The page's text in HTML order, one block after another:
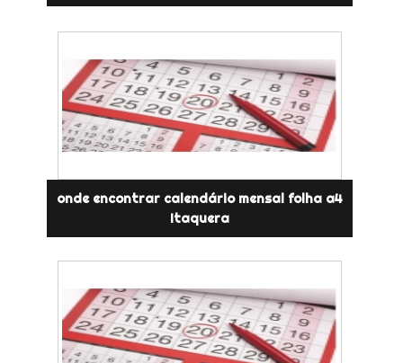
onde encontrar calendário mensal folha a4
Itaquera